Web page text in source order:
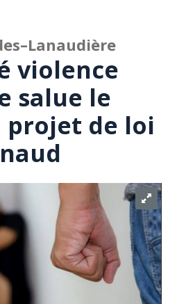
violence
salue le
projet de loi